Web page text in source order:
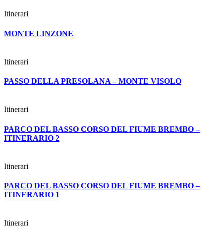
Itinerari
MONTE LINZONE
Itinerari
PASSO DELLA PRESOLANA – MONTE VISOLO
Itinerari
PARCO DEL BASSO CORSO DEL FIUME BREMBO –
ITINERARIO 2
Itinerari
PARCO DEL BASSO CORSO DEL FIUME BREMBO –
ITINERARIO 1
Itinerari